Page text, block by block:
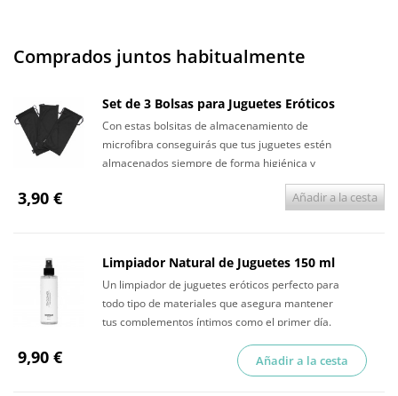
Comprados juntos habitualmente
Set de 3 Bolsas para Juguetes Eróticos
Con estas bolsitas de almacenamiento de
microfibra conseguirás que tus juguetes estén
almacenados siempre de forma higiénica y
3,90 € Añadir a la cesta
Limpiador Natural de Juguetes 150 ml
Un limpiador de juguetes eróticos perfecto para
todo tipo de materiales que asegura mantener
tus complementos íntimos como el primer día.
9,90 € Añadir a la cesta